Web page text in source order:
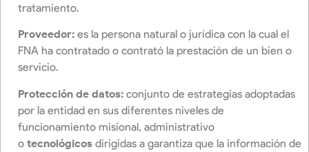
tratamiento.
Proveedor: es la persona natural o jurídica con la cual el
FNA ha contratado o contrató la prestación de un bien o
servicio.
Protección de datos: conjunto de estrategias adoptadas
por la entidad en sus diferentes niveles de
funcionamiento misional, administrativo
o tecnológicos dirigidas a garantiza que la información de